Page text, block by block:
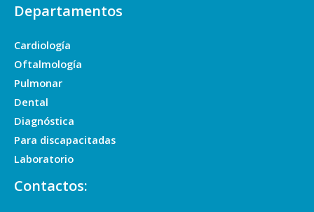
Departamentos
Cardiología
Oftalmología
Pulmonar
Dental
Diagnóstica
Para discapacitadas
Laboratorio
Contactos: